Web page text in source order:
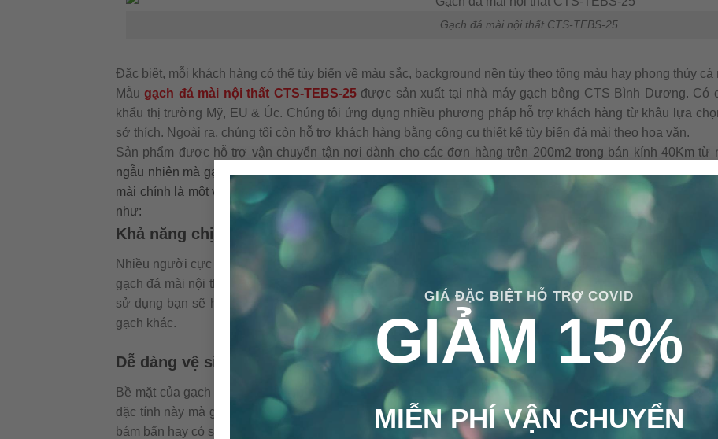
GIÁ ĐẶC BIỆT HỖ TRỢ COVID
GIẢM 15%
MIỄN PHÍ VẬN CHUYỂN
Gạch đá mài nội thất CTS-TEBS-25
Đặc biệt, mỗi khách hàng có thể tùy biến về màu sắc, background nền tùy theo tông màu hay phong thủy cá
Mẫugạch đá mài nội thất CTS-TEBS-25được sản xuất tại nhà máy gạch bông CTS Bình Dương. Có
khẩu thị trường Mỹ, EU & Úc. Chúng tôi ứng dụng nhiều phương pháp hỗ trợ khách hàng từ khâu lựa
sở thích. Ngoài ra, chúng tôi còn hỗ trợ khách hàng bằng công cụ thiết kế tùy biến đá mài theo hoa văn.
Sản phẩm được hỗ trợ vận chuyển tận nơi dành cho các đơn hàng trên 200m2 trong bán kính 40Km từ
ngẫu nhiên mà gạch đá mài nội thất lại được nhiều người ưa chuộng và lựa chọn cho ngôi nhà của
mài chính là một vật liệu nên sử dụng & không khiến bạn phải thất vọng khi lựa chọn. Những ưu điểm nổi
như:
Khả năng chịu lực cao
Nhiều người cực kỳ lo ngại về việc sử dụng gạch một thời gian sẽ trở nên hao mòn, hư hỏng làm mất tính
gạch đá mài nội thất thì tuổi thọ sử dụng, quá trình hao mòn sẽ lâu hơn rất nhiều. Gạch đá mài còn có tính
sử dụng bạn sẽ hoàn toàn yên tâm về chất lượng của gạch, không bị lo lắng về vấn đề gạch bị trầy
gạch khác.
Dễ dàng vệ sinh, tẩy rửa
Bề mặt của gạch đá mài không chỉ có độ bền cao, khó bị trầy xước mà còn dễ dàng lau chùi, làm sạch
đặc tính này mà gạch đá mài chính là sự lựa chọn hoàn hảo cho nhà bếp, nhà tắm, hay nhà vệ sinh của
bám bẩn hay có sự cố gì xảy ra.